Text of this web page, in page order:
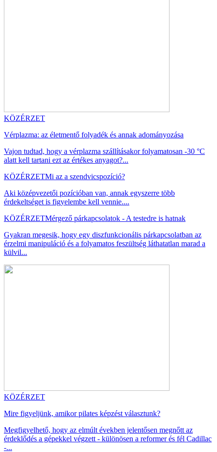
KÖZÉRZET
Vérplazma: az életmentő folyadék és annak adományozása
Vajon tudtad, hogy a vérplazma szállításakor folyamatosan -30 °C
alatt kell tartani ezt az értékes anyagot?...
KÖZÉRZETMi az a szendvicspozíció?
Aki középvezetői pozícióban van, annak egyszerre több
érdekeltséget is figyelembe kell vennie....
KÖZÉRZETMérgező párkapcsolatok - A testedre is hatnak
Gyakran megesik, hogy egy diszfunkcionális párkapcsolatban az
érzelmi manipuláció és a folyamatos feszültség láthatatlan marad a
külvil...
KÖZÉRZET
Mire figyeljünk, amikor pilates képzést választunk?
Megfigyelhető, hogy az elmúlt években jelentősen megnőtt az
érdeklődés a gépekkel végzett - különösen a reformer és fél Cadillac
-...